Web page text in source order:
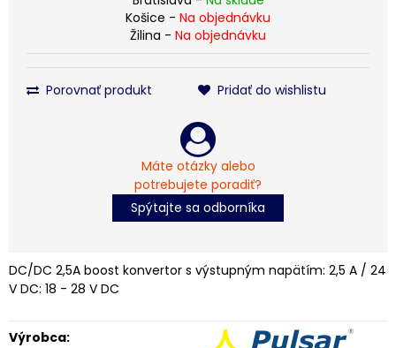
Košice - Na objednávku
Žilina - Na objednávku
Porovnať produkt Pridať do wishlistu
Máte otázky alebo
potrebujete poradiť?
Spýtajte sa odborníka
DC/DC 2,5A boost konvertor s výstupným napätím: 2,5 A / 24
V DC: 18 - 28 V DC
Výrobca: